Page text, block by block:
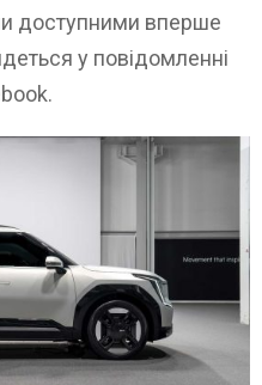
доступними вперше
у повідомленні